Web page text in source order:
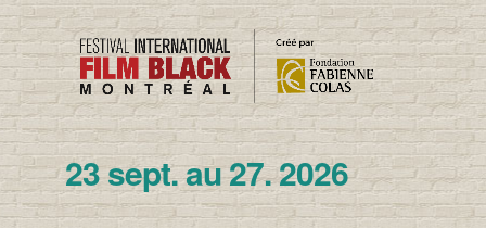
23 sept. au 27. 2026